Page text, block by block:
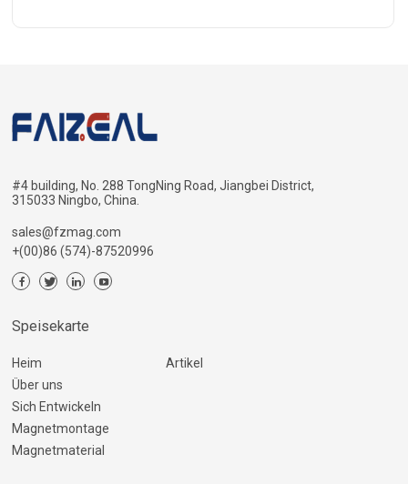
#4 building, No. 288 TongNing Road, Jiangbei District,
315033 Ningbo, China.
sales@fzmag.com
+(00)86 (574)-87520996
Speisekarte
Heim
Über uns
Sich Entwickeln
Magnetmontage
Magnetmaterial
Artikel